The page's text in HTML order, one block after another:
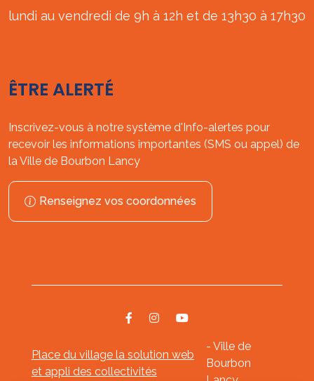
lundi au vendredi de 9h à 12h et de 13h30 à 17h30
ÊTRE ALERTÉ
Inscrivez-vous à notre système d'Info-alertes pour
recevoir les informations importantes (SMS ou appel) de
la Ville de Bourbon Lancy
Renseignez vos coordonnées
Place du village la solution web
et appli des collectivités
- Ville de
Bourbon